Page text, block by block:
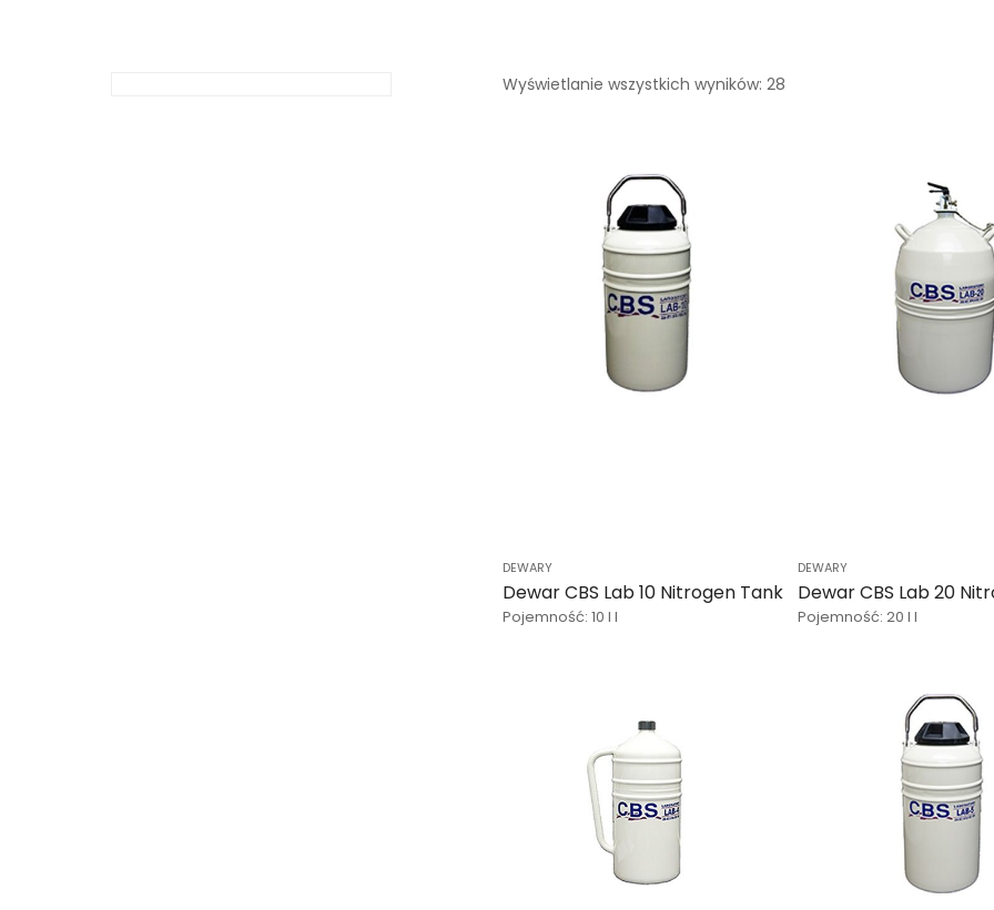
Wyświetlanie wszystkich wyników: 28
DEWARY
Dewar CBS Lab 10 Nitrogen Tank
Pojemność: 10 l l
DEWARY
Dewar CBS Lab 20
Pojemność: 20 l l